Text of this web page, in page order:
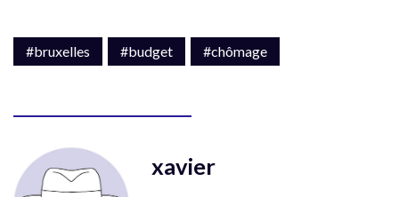
#bruxelles #budget #chômage
xavier